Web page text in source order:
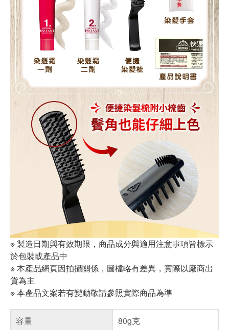
※ 製造日期與有效期限，商品成分與適用注意事項皆標示
於包裝或產品中
※ 本產品網頁因拍攝關係，圖檔略有差異，實際以廠商出
貨為主
※ 本產品文案若有變動敬請參照實際商品為準
容量
80g克